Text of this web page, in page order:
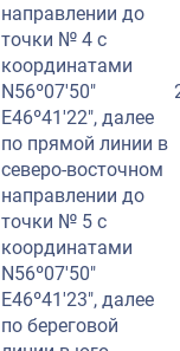
направлении до
точки № 4 с
координатами
N56º07′50″
E46º41′22″, далее
по прямой линии в
северо-восточном
направлении до
точки № 5 с
координатами
N56º07′50″
E46º41′23″, далее
по береговой